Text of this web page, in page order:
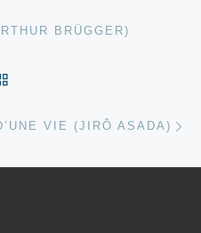
BRÜGGER)
VIE (JIRÔ ASADA)